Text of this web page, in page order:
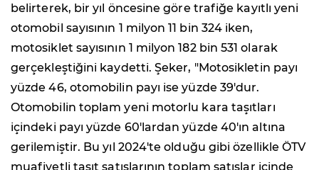
belirterek, bir yıl öncesine göre trafiğe kayıtlı yeni
otomobil sayısının 1 milyon 11 bin 324 iken,
motosiklet sayısının 1 milyon 182 bin 531 olarak
gerçekleştiğini kaydetti. Şeker, "Motosikletin payı
yüzde 46, otomobilin payı ise yüzde 39'dur.
Otomobilin toplam yeni motorlu kara taşıtları
içindeki payı yüzde 60'lardan yüzde 40'ın altına
gerilemiştir. Bu yıl 2024'te olduğu gibi özellikle ÖTV
muafiyetli taşıt satışlarının toplam satışlar içinde